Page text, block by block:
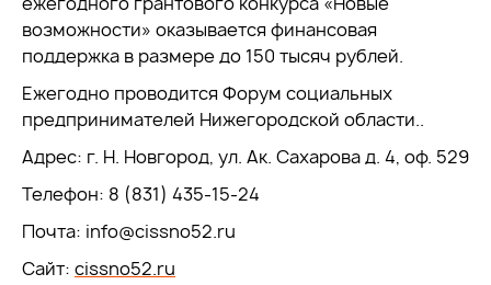
возможности» оказывается финансовая
поддержка в размере до 150 тысяч рублей.
Ежегодно проводится Форум социальных
предпринимателей Нижегородской области..
Адрес: г. Н. Новгород, ул. Ак. Сахарова д. 4, оф. 529
Телефон: 8 (831) 435-15-24
Почта: info@cissno52.ru
Сайт: cissno52.ru